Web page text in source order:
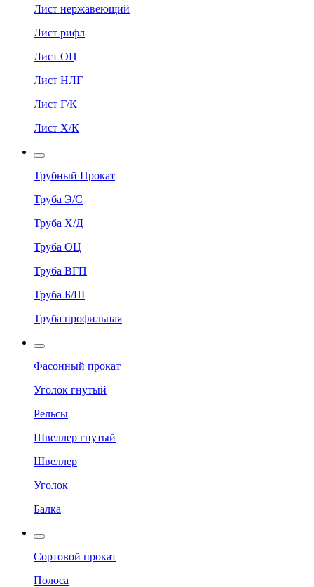
Лист нержавеющий
Лист рифл
Лист ОЦ
Лист НЛГ
Лист Г/К
Лист Х/К
Трубный Прокат
Труба Э/С
Труба Х/Д
Труба ОЦ
Труба ВГП
Труба Б/Ш
Труба профильная
Фасонный прокат
Уголок гнутый
Рельсы
Швеллер гнутый
Швеллер
Уголок
Балка
Сортовой прокат
Полоса